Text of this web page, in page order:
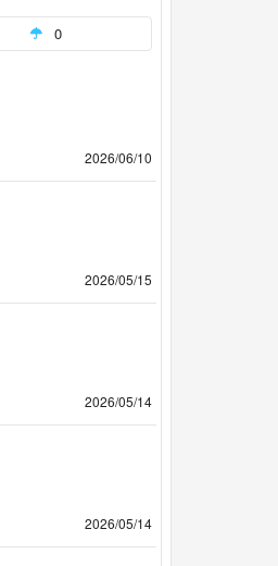
0
2026/06/10
2026/05/15
2026/05/14
2026/05/14